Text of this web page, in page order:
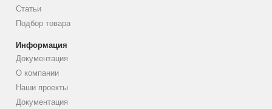
Статьи
Подбор товара
Информация
Документация
О компании
Наши проекты
Документация